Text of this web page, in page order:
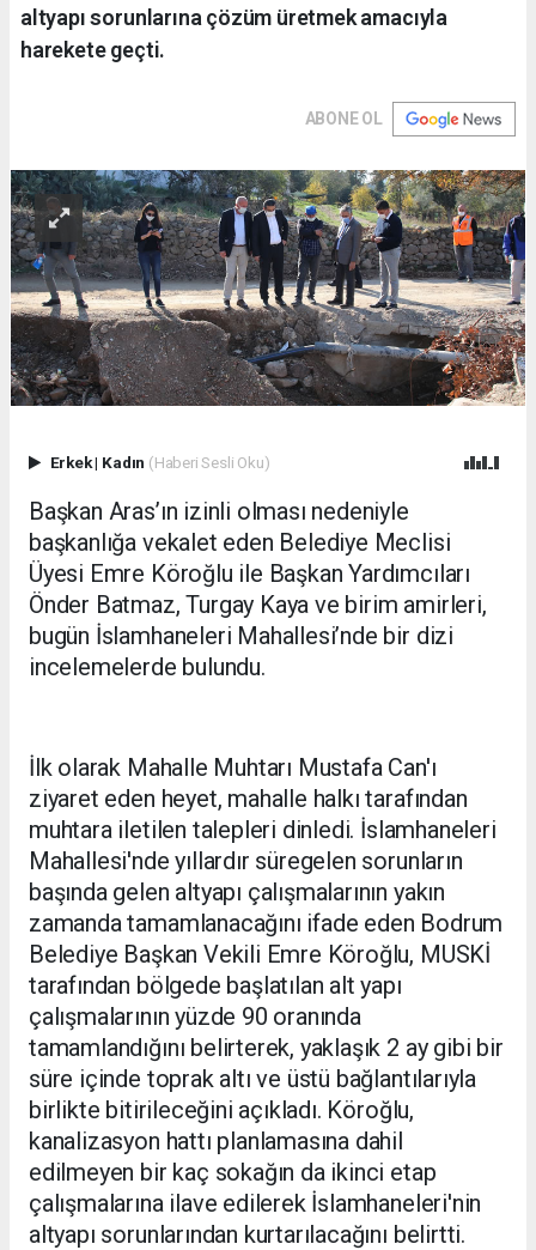
altyapı sorunlarına çözüm üretmek amacıyla
harekete geçti.
ABONE OL
Erkek| Kadın (Haberi Sesli Oku)
Başkan Aras’ın izinli olması nedeniyle
başkanlığa vekalet eden Belediye Meclisi
Üyesi Emre Köroğlu ile Başkan Yardımcıları
Önder Batmaz, Turgay Kaya ve birim amirleri,
bugün İslamhaneleri Mahallesi’nde bir dizi
incelemelerde bulundu.
İlk olarak Mahalle Muhtarı Mustafa Can'ı
ziyaret eden heyet, mahalle halkı tarafından
muhtara iletilen talepleri dinledi. İslamhaneleri
Mahallesi'nde yıllardır süregelen sorunların
başında gelen altyapı çalışmalarının yakın
zamanda tamamlanacağını ifade eden Bodrum
Belediye Başkan Vekili Emre Köroğlu, MUSKİ
tarafından bölgede başlatılan alt yapı
çalışmalarının yüzde 90 oranında
tamamlandığını belirterek, yaklaşık 2 ay gibi bir
süre içinde toprak altı ve üstü bağlantılarıyla
birlikte bitirileceğini açıkladı. Köroğlu,
kanalizasyon hattı planlamasına dahil
edilmeyen bir kaç sokağın da ikinci etap
çalışmalarına ilave edilerek İslamhaneleri'nin
altyapı sorunlarından kurtarılacağını belirtti.